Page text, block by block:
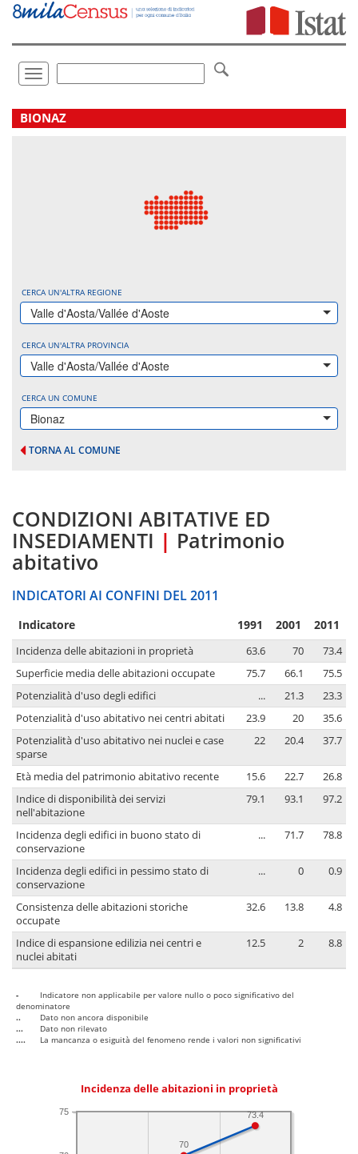
Vai
direttamente
Toggle
navigation
.
BIONAZ
CERCA UN'ALTRA REGIONE
Valle d'Aosta/Vallée d'Aoste
CERCA UN'ALTRA PROVINCIA
Valle d'Aosta/Vallée d'Aoste
CERCA UN COMUNE
Bionaz
TORNA AL COMUNE
CONDIZIONI ABITATIVE ED
INSEDIAMENTI | Patrimonio
abitativo
INDICATORI AI CONFINI DEL 2011
Indicatore 1991 2001 2011
Incidenza delle abitazioni in proprietà 63.6 70
73.4
Superficie media delle abitazioni occupate
75.7 66.1
75.5
Potenzialità d'uso degli edifici
... 21.3
23.3
Potenzialità d'uso abitativo nei centri abitati
23.9 20
35.6
Potenzialità d'uso abitativo nei nuclei e case
sparse
22 20.4 37.7
Età media del patrimonio abitativo recente 15.6 22.7
26.8
Indice di disponibilità dei servizi
nell'abitazione
79.1 93.1 97.2
Incidenza degli edifici in buono stato di
conservazione
... 71.7 78.8
Incidenza degli edifici in pessimo stato di
conservazione
... 0 0.9
Consistenza delle abitazioni storiche
occupate
32.6 13.8 4.8
Indice di espansione edilizia nei centri e
nuclei abitati
12.5 2 8.8
-
Indicatore non applicabile per valore nullo o poco significativo del
denominatore
..
Dato non ancora disponibile
...
Dato non rilevato
....
La mancanza o esiguità del fenomeno rende i valori non significativi
Incidenza delle abitazioni in proprietà
75 73.4
70